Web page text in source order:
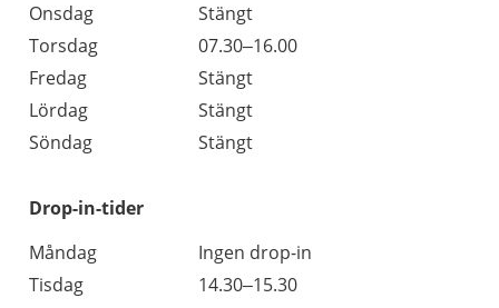
Onsdag
Stängt
Torsdag
07.30–16.00
Fredag
Stängt
Lördag
Stängt
Söndag
Stängt
Drop-in-tider
Måndag
Ingen drop-in
Tisdag
14.30–15.30